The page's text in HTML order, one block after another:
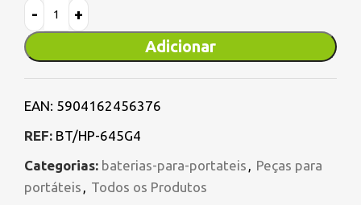
Adicionar
EAN: 5904162456376
REF: BT/HP-645G4
Categorias: baterias-para-portateis , Peças para
portáteis , Todos os Produtos